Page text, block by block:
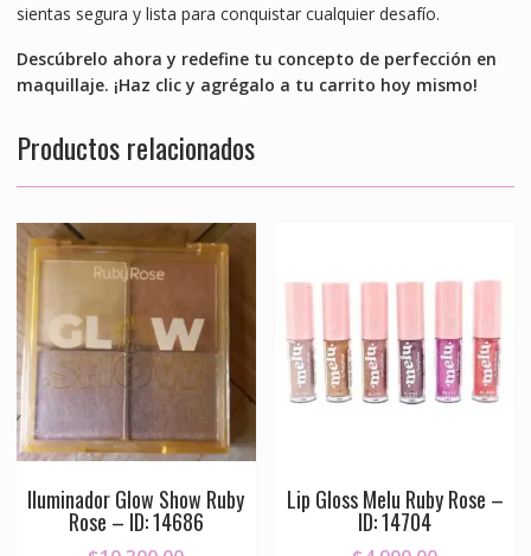
sientas segura y lista para conquistar cualquier desafío.
Descúbrelo ahora y redefine tu concepto de perfección en
maquillaje. ¡Haz clic y agrégalo a tu carrito hoy mismo!
Productos relacionados
Iluminador Glow Show Ruby
Rose – ID: 14686
Lip Gloss Melu Ruby Rose –
ID: 14704